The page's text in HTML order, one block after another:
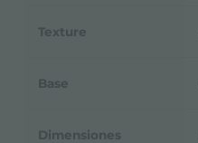
Texture
Base
Dimensiones